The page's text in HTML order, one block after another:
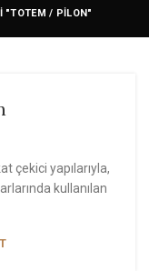
"TOTEM / PİLON"
çekici yapılarıyla,
kullanılan